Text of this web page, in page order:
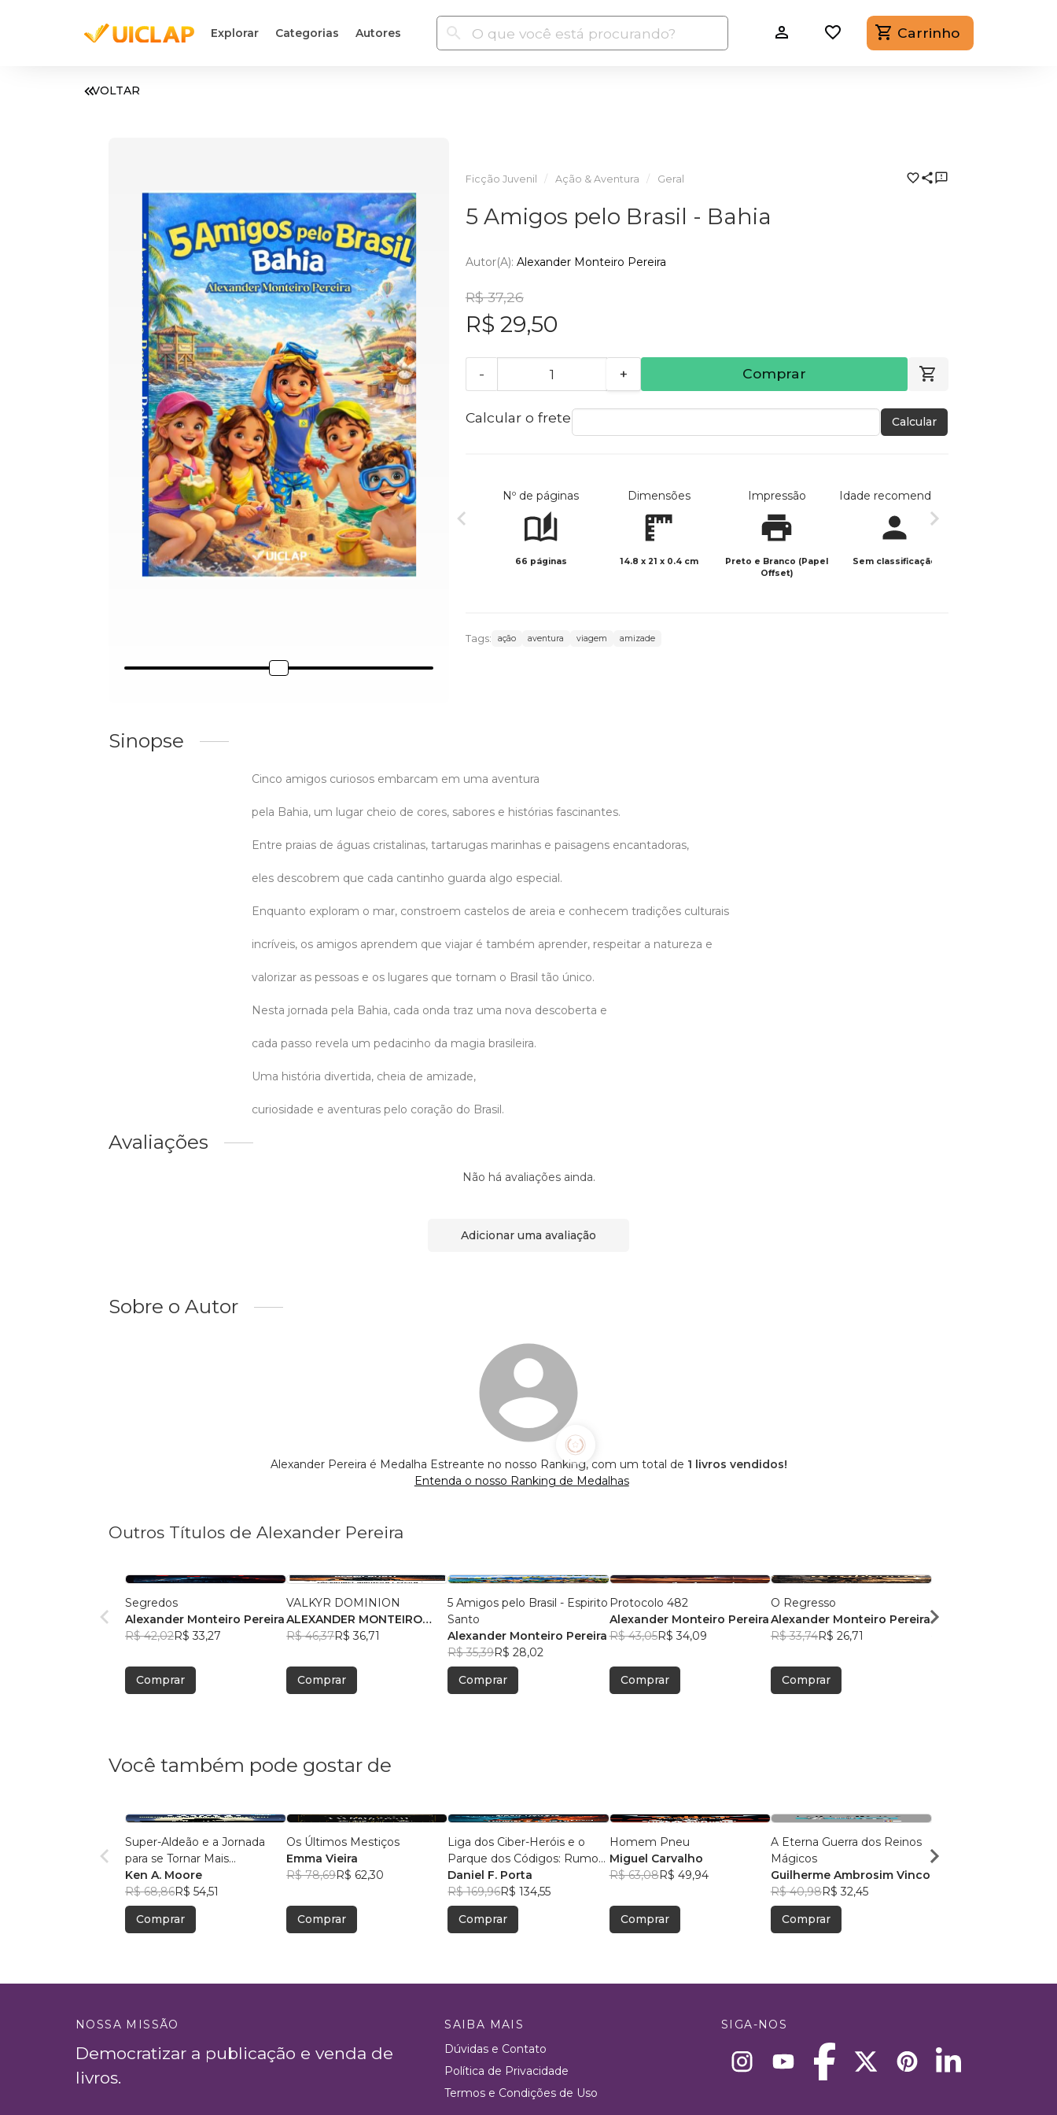
Explorar Categorias Autores Carrinho
VOLTAR
Ficção Juvenil Ação & Aventura Geral
5 Amigos pelo Brasil - Bahia
Autor(a): Alexander Monteiro Pereira
R$ 37,26
R$ 29,50
- + Comprar
Calcular o frete Calcular
Nº de páginas
66 páginas
Dimensões
14.8 x 21 x 0.4 cm
Impressão
Preto e Branco (Papel
Offset)
Idade recomendada
Sem classificação
Tags: ação aventura viagem amizade
Sinopse
Cinco amigos curiosos embarcam em uma aventura
pela Bahia, um lugar cheio de cores, sabores e histórias fascinantes.
Entre praias de águas cristalinas, tartarugas marinhas e paisagens encantadoras,
eles descobrem que cada cantinho guarda algo especial.
Enquanto exploram o mar, constroem castelos de areia e conhecem tradições culturais
incríveis, os amigos aprendem que viajar é também aprender, respeitar a natureza e
valorizar as pessoas e os lugares que tornam o Brasil tão único.
Nesta jornada pela Bahia, cada onda traz uma nova descoberta e
cada passo revela um pedacinho da magia brasileira.
Uma história divertida, cheia de amizade,
curiosidade e aventuras pelo coração do Brasil.
Avaliações
Não há avaliações ainda.
Adicionar uma avaliação
Sobre o Autor
Alexander Pereira é Medalha Estreante no nosso Ranking, com um total de 1 livros vendidos!
Entenda o nosso Ranking de Medalhas
Outros Títulos de Alexander Pereira
Segredos
Alexander Monteiro Pereira
R$ 42,02R$ 33,27
Comprar
VALKYR DOMINION
ALEXANDER MONTEIRO
PEREIRA
R$ 46,37R$ 36,71
Comprar
5 Amigos pelo Brasil - Espirito
Santo
Alexander Monteiro Pereira
R$ 35,39R$ 28,02
Comprar
Protocolo 482
Alexander Monteiro Pereira
R$ 43,05R$ 34,09
Comprar
O Regresso
Alexander Monteiro Pereira
R$ 33,74R$ 26,71
Comprar
Alexander Monteiro
Você também pode gostar de
Super-Aldeão e a Jornada
para se Tornar Mais
Interessante!
Ken A. Moore
R$ 68,86R$ 54,51
Comprar
Os Últimos Mestiços
Emma Vieira
R$ 78,69R$ 62,30
Comprar
Liga dos Ciber-Heróis e o
Parque dos Códigos: Rumo
ao Desconhecido
Daniel F. Porta
R$ 169,96R$ 134,55
Comprar
Homem Pneu
Miguel Carvalho
R$ 63,08R$ 49,94
Comprar
A Eterna Guerra dos Reinos
Mágicos
Guilherme Ambrosim Vinco
R$ 40,98R$ 32,45
Comprar
Simone Saueressig
NOSSA MISSÃO
Democratizar a publicação e venda de
livros.
SAIBA MAIS
Dúvidas e Contato
Política de Privacidade
Termos e Condições de Uso
SIGA-NOS